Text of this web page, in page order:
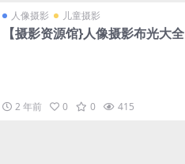
人像摄影 儿童摄影
【摄影资源馆}人像摄影布光大全
2 年前 0 0 415